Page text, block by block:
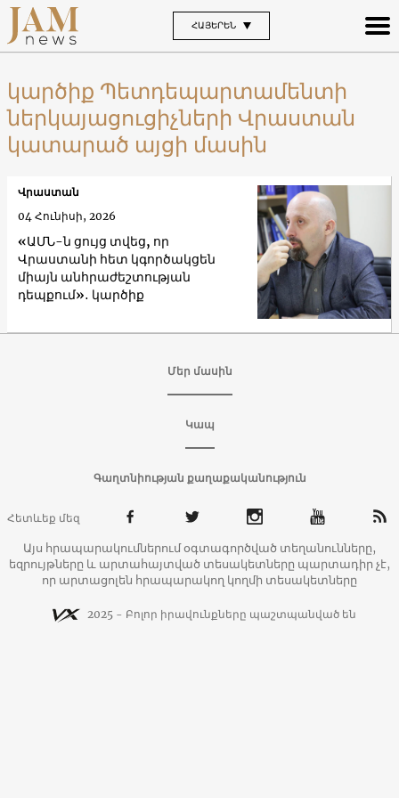
ՀԱՅԵՐԵՆ
կարծիք Պետդեպարտամենտի
ներկայացուցիչների Վրաստան
կատարած այցի մասին
«ԱՄՆ-ն ցույց տվեց, որ
Վրաստանի հետ կգործակցեն
միայն անհրաժեշտության
դեպքում»․ կարծիք
Վրաստան
04 Հունիսի, 2026
Մեր մասին
Կապ
Գաղտնիության քաղաքականություն
Հետևեք մեզ
Այս հրապարակումներում օգտագործված տեղանունները,
եզրույթները և արտահայտված տեսակետները պարտադիր չէ,
որ արտացոլեն հրապարակող կողմի տեսակետները
2025 - Բոլոր իրավունքները պաշտպանված են